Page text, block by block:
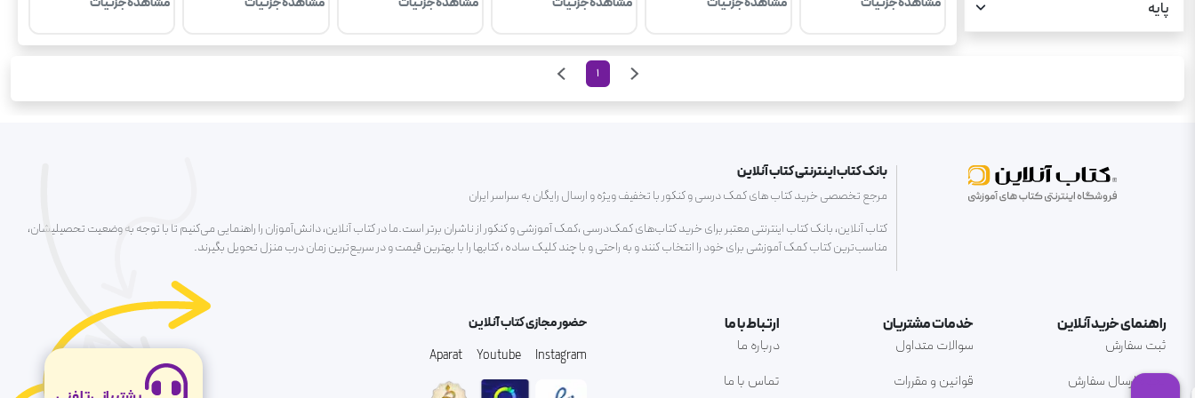
پایه
1
بانک کتاب اینترنتی کتاب آنلاین
مرجع تخصصی خرید کتاب های کمک درسی و کنکور با تخفیف ویژه و ارسال رایگان به سراسر ایران
کتاب آنلاین، بانک کتاب اینترنتی معتبر برای خرید کتاب‌های کمک‌درسی ،کمک آموزشی و کنکور از ناشران برتر است.ما در کتاب آنلاین، دانش‌آموزان را راهنمایی می‌کنیم تا با توجه به وضعیت تحصیلیشان،
مناسب‌ترین کتاب کمک آموزشی برای خود را انتخاب کنند و به راحتی و با چند کلیک ساده ، کتابها را با بهترین قیمت و در سریع‌ترین زمان درب منزل تحویل بگیرند.
راهنمای خرید آنلاین
ثبت سفارش
نحوه ارسال سفارش
خدمات مشتریان
سوالات متداول
قوانین و مقررات
ارتباط با ما
درباره ما
تماس با ما
حضور مجازی کتاب آنلاین
Instagram
Youtube
Aparat